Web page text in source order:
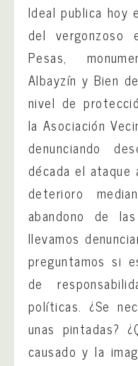
Ideal publica hoy
del
Pesas,
Albayzín y Bien
nivel de
la Asociación
denunciando
década el
deterioro
abandono de
llevamos
preguntamos si
de
políticas. ¿Se
unas pintadas?
causado y la